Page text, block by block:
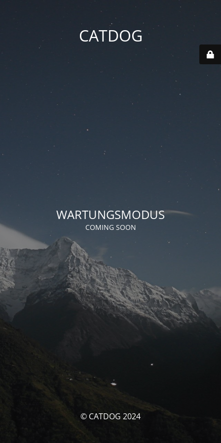
CATDOG
WARTUNGSMODUS
COMING SOON
© CATDOG 2024